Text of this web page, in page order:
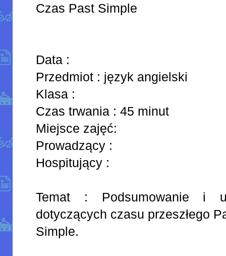
Czas Past Simple
Data :
Przedmiot : język angielski
Klasa :
Czas trwania : 45 minut
Miejsce zajęć:
Prowadzący :
Hospitujący :
Temat : Podsumowanie i
dotyczących czasu przeszłego
Simple.